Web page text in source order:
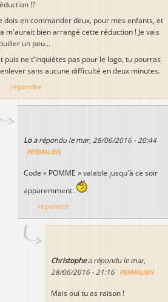
!?
dois en commander deux, pour mes enfants, et
m'aurait bien arrangé cette réduction ! Je vais
un peu...
puis ne t'inquiètes pas pour le logo, tu pourras
sans aucune difficulté en deux minutes.
répondre
Loa répondu le mar, 28/06/2016 - 20:44
PERMALIEN
Code « POMME » valable jusqu'à ce soir
apparemment.
répondre
Christophea répondu le mar,
28/06/2016 - 21:16
PERMALIEN
Mais oui tu as raison !